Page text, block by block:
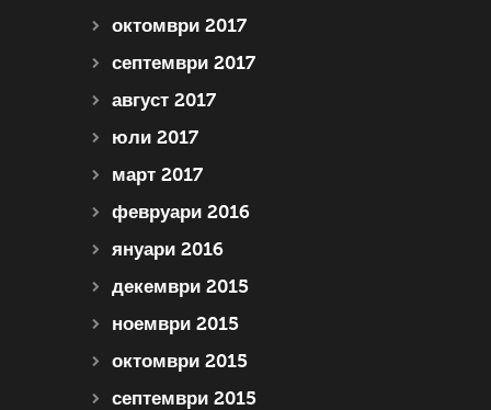
октомври 2017
септември 2017
август 2017
юли 2017
март 2017
февруари 2016
януари 2016
декември 2015
ноември 2015
октомври 2015
септември 2015